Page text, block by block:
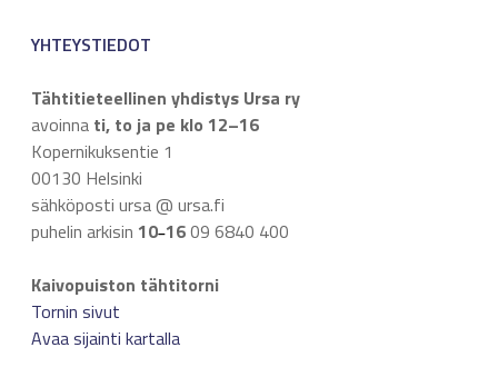
YHTEYSTIEDOT
Tähtitieteellinen yhdistys Ursa ry
avoinna ti, to ja pe klo 12–16
Kopernikuksentie 1
00130 Helsinki
sähköposti ursa @ ursa.fi
puhelin arkisin 10–1609 6840 400
Kaivopuiston tähtitorni
Tornin sivut
Avaa sijainti kartalla